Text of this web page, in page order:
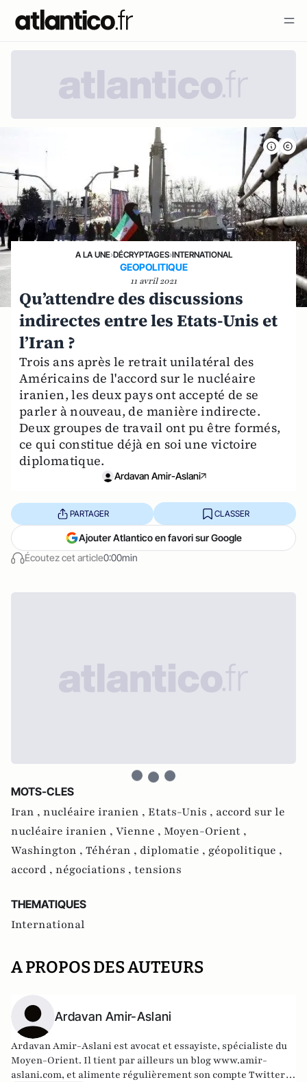
A LA UNE›DÉCRYPTAGES›INTERNATIONAL
GEOPOLITIQUE
11 avril 2021
Qu’attendre des discussions
indirectes entre les Etats-Unis et
l’Iran ?
Trois ans après le retrait unilatéral des
Américains de l'accord sur le nucléaire
iranien, les deux pays ont accepté de se
parler à nouveau, de manière indirecte.
Deux groupes de travail ont pu être formés,
ce qui constitue déjà en soi une victoire
diplomatique.
Ardavan Amir-Aslani
Écoutez cet article0:00min
PARTAGER CLASSER
Ajouter Atlantico en favori sur Google
MOTS-CLES
Iran , nucléaire iranien , Etats-Unis , accord sur le
nucléaire iranien , Vienne , Moyen-Orient ,
Washington , Téhéran , diplomatie , géopolitique ,
accord , négociations , tensions
THEMATIQUES
International
A PROPOS DES AUTEURS
Ardavan Amir-Aslani
Ardavan Amir-Aslani est avocat et essayiste, spécialiste du
Moyen-Orient. Il tient par ailleurs un blogwww.amir-
aslani.com, et alimente régulièrement son compte Twitter: